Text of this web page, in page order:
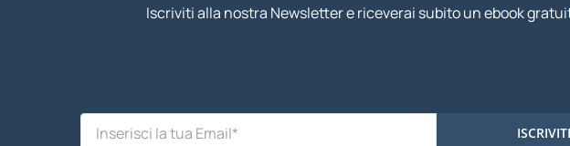
Iscriviti alla nostra Newsletter e riceverai subito un ebook
ISCRIVITI